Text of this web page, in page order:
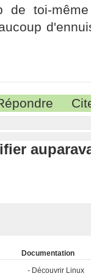
de toi-
Documentation
Découvrir Linux